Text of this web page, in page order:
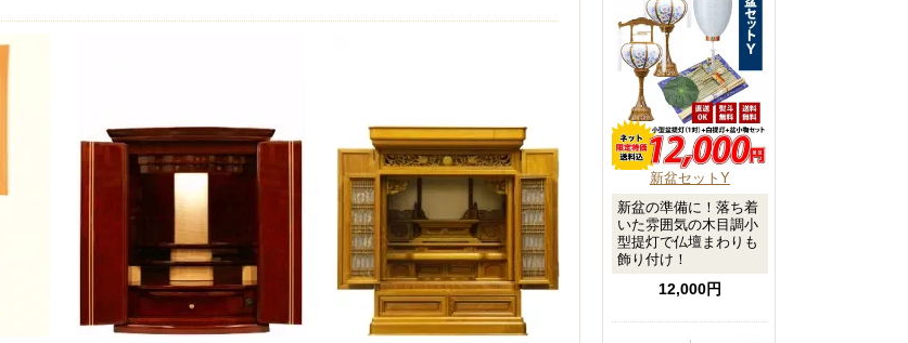
新盆セットY
新盆の準備に！落ち着
いた雰囲気の木目調小
型提灯で仏壇まわりも
飾り付け！
12,000円